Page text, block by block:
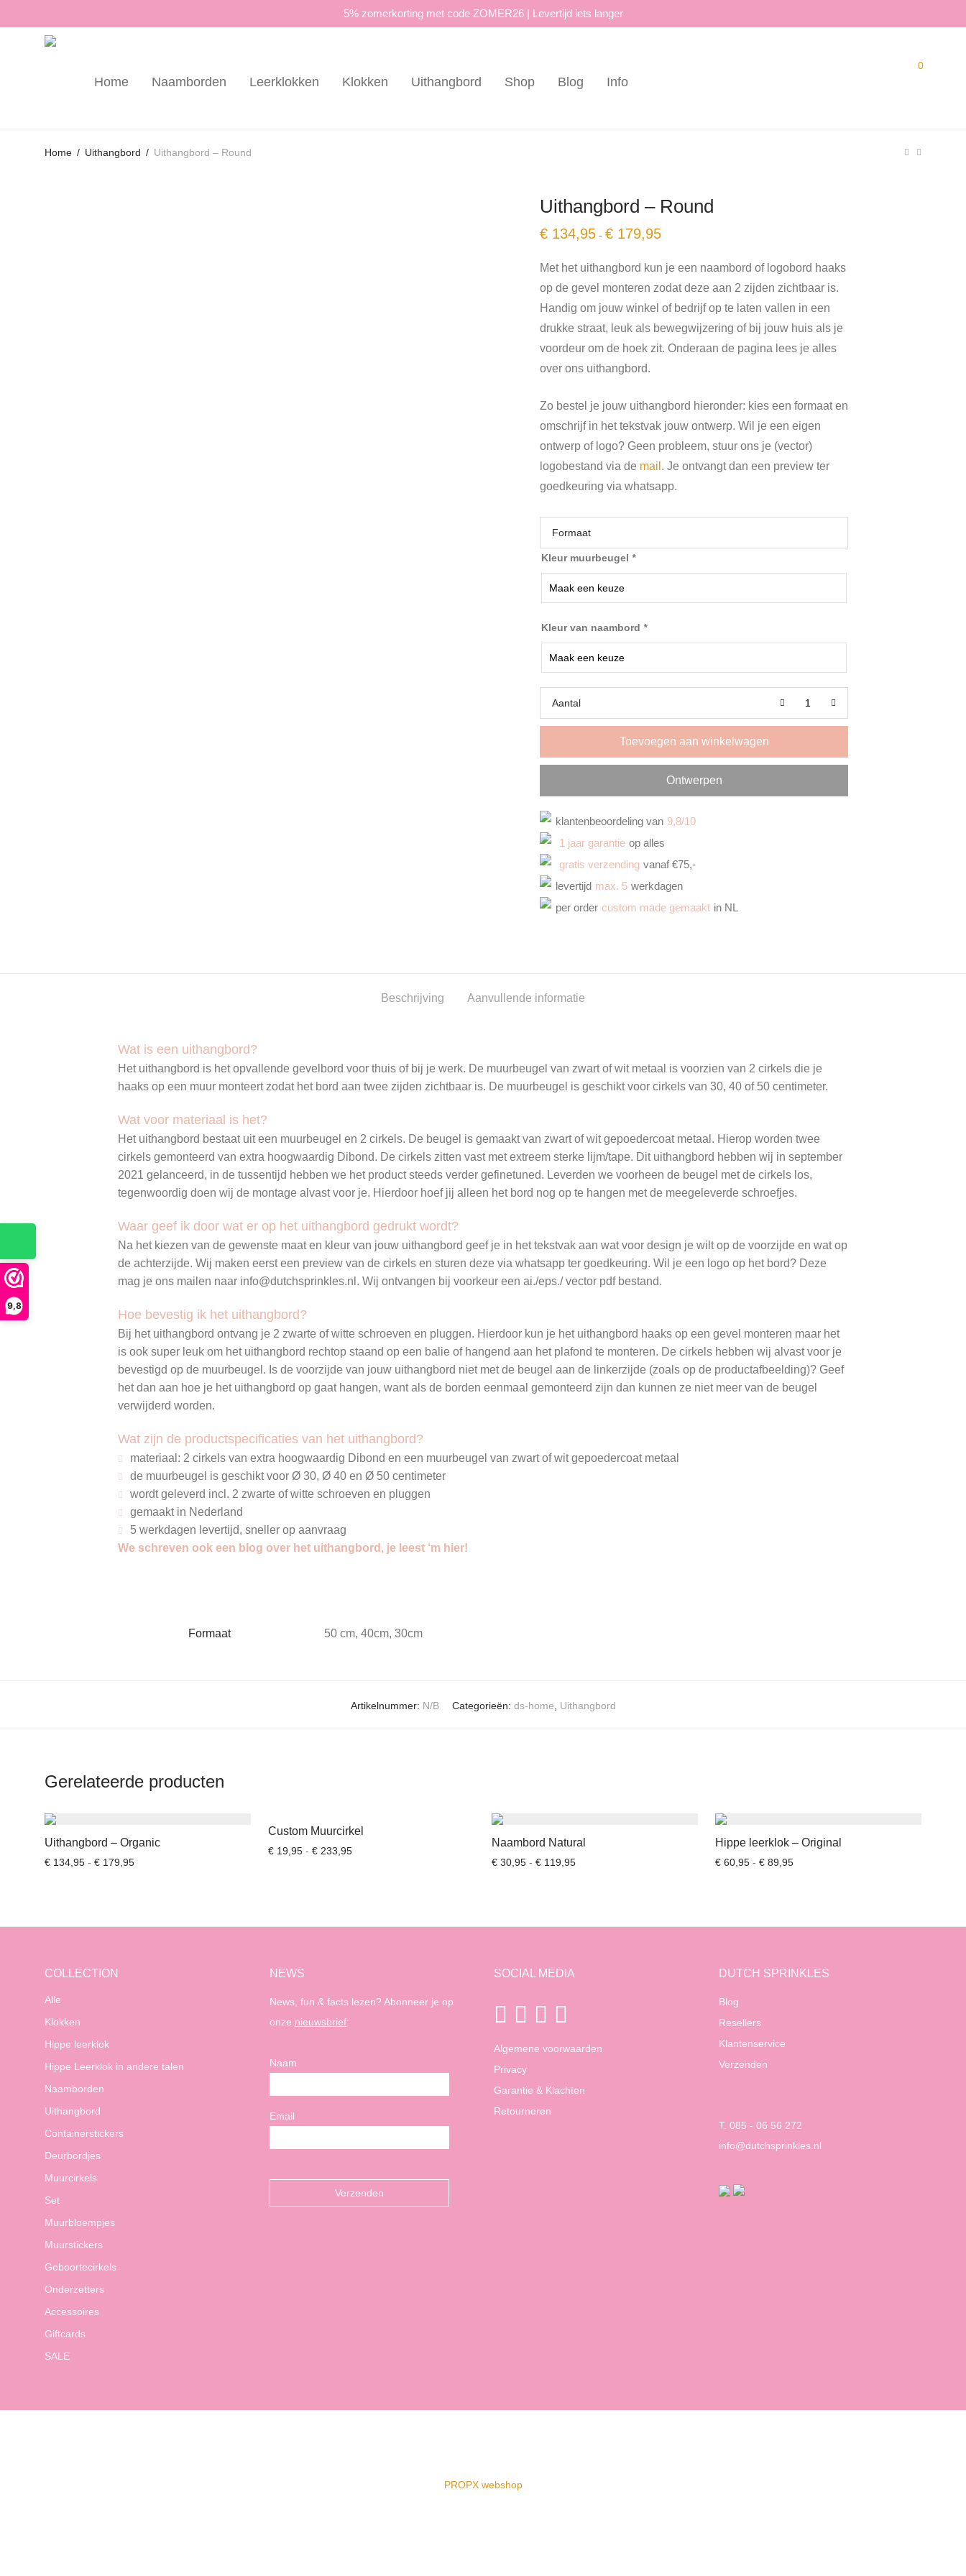
9,8
5% zomerkorting met code ZOMER26 | Levertijd iets langer
Home Naamborden Leerklokken Klokken Uithangbord Shop Blog Info
0
Home / Uithangbord / Uithangbord – Round
Uithangbord – Round
€ 134,95 - € 179,95
€ 179,95
Met het uithangbord kun je een naambord of logobord haaks
op de gevel monteren zodat deze aan 2 zijden zichtbaar is.
Handig om jouw winkel of bedrijf op te laten vallen in een
drukke straat, leuk als bewegwijzering of bij jouw huis als je
voordeur om de hoek zit. Onderaan de pagina lees je alles
over ons uithangbord.
Zo bestel je jouw uithangbord hieronder: kies een formaat en
omschrijf in het tekstvak jouw ontwerp. Wil je een eigen
ontwerp of logo? Geen probleem, stuur ons je (vector)
logobestand via de mail . Je ontvangt dan een preview ter
goedkeuring via whatsapp.
Formaat
Kleur muurbeugel *
Kleur van naambord *
Aantal
Toevoegen aan winkelwagen
Ontwerpen
klantenbeoordeling van 9,8/10
1 jaar garantie op alles
gratis verzending vanaf €75,-
levertijd max. 5 werkdagen
per order custom made gemaakt in NL
Beschrijving Aanvullende informatie
Wat is een uithangbord?
Het uithangbord is het opvallende gevelbord voor thuis of bij je werk. De muurbeugel van zwart of wit metaal is voorzien van 2 cirkels die je
haaks op een muur monteert zodat het bord aan twee zijden zichtbaar is. De muurbeugel is geschikt voor cirkels van 30, 40 of 50 centimeter.
Wat voor materiaal is het?
Het uithangbord bestaat uit een muurbeugel en 2 cirkels. De beugel is gemaakt van zwart of wit gepoedercoat metaal. Hierop worden twee
cirkels gemonteerd van extra hoogwaardig Dibond. De cirkels zitten vast met extreem sterke lijm/tape. Dit uithangbord hebben wij in september
2021 gelanceerd, in de tussentijd hebben we het product steeds verder gefinetuned. Leverden we voorheen de beugel met de cirkels los,
tegenwoordig doen wij de montage alvast voor je. Hierdoor hoef jij alleen het bord nog op te hangen met de meegeleverde schroefjes.
Waar geef ik door wat er op het uithangbord gedrukt wordt?
Na het kiezen van de gewenste maat en kleur van jouw uithangbord geef je in het tekstvak aan wat voor design je wilt op de voorzijde en wat op
de achterzijde. Wij maken eerst een preview van de cirkels en sturen deze via whatsapp ter goedkeuring. Wil je een logo op het bord? Deze
mag je ons mailen naar info@dutchsprinkles.nl. Wij ontvangen bij voorkeur een ai./eps./ vector pdf bestand.
Hoe bevestig ik het uithangbord?
Bij het uithangbord ontvang je 2 zwarte of witte schroeven en pluggen. Hierdoor kun je het uithangbord haaks op een gevel monteren maar het
is ook super leuk om het uithangbord rechtop staand op een balie of hangend aan het plafond te monteren. De cirkels hebben wij alvast voor je
bevestigd op de muurbeugel. Is de voorzijde van jouw uithangbord niet met de beugel aan de linkerzijde (zoals op de productafbeelding)? Geef
het dan aan hoe je het uithangbord op gaat hangen, want als de borden eenmaal gemonteerd zijn dan kunnen ze niet meer van de beugel
verwijderd worden.
Wat zijn de productspecificaties van het uithangbord?
materiaal: 2 cirkels van extra hoogwaardig Dibond en een muurbeugel van zwart of wit gepoedercoat metaal
de muurbeugel is geschikt voor Ø 30, Ø 40 en Ø 50 centimeter
wordt geleverd incl. 2 zwarte of witte schroeven en pluggen
gemaakt in Nederland
5 werkdagen levertijd, sneller op aanvraag
We schreven ook een blog over het uithangbord, je leest ‘m hier!
Formaat 50 cm, 40cm, 30cm
Artikelnummer: N/B Categorieën: ds-home Uithangbord
Gerelateerde producten
Uithangbord – Organic
€ 134,95 - € 179,95Prijsklasse: € 134,95 tot € 179,95
Custom Muurcirkel
€ 19,95 - € 233,95Prijsklasse: € 19,95 tot € 233,95
Naambord Natural
€ 30,95 - € 119,95Prijsklasse: € 30,95 tot € 119,95
Hippe leerklok – Original
€ 60,95 - € 89,95Prijsklasse: € 60,95 tot € 89,95
COLLECTION
Alle
Klokken
Hippe leerklok
Hippe Leerklok in andere talen
Naamborden
Uithangbord
Containerstickers
Deurbordjes
Muurcirkels
Set
Muurbloempjes
Muurstickers
Geboortecirkels
Onderzetters
Accessoires
Giftcards
SALE
NEWS
News, fun & facts lezen? Abonneer je op
onze nieuwsbrief:
Naam
Email
SOCIAL MEDIA
Algemene voorwaarden
Privacy
Garantie & Klachten
Retourneren
DUTCH SPRINKLES
Blog
Resellers
Klantenservice
Verzenden
T. 085 - 06 56 272
info@dutchsprinkles.nl
PROPX webshop